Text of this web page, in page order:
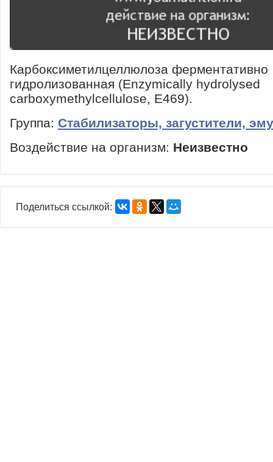
Карбоксиметилцеллюлоза ферментативно
гидролизованная (Enzymically hydrolysed
carboxymethylcellulose, E469).
Группа: Стабилизаторы, загустители,
Воздействие на организм: Неизвестно
Поделиться ссылкой: